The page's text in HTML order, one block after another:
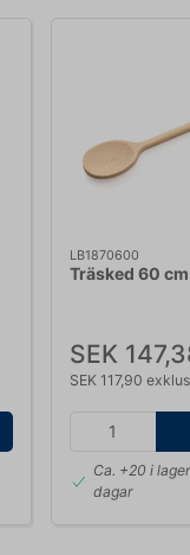
LB1870600
Träsked 60 cm
SEK
SEK 117,90
Ca. +20 i lager
dagar